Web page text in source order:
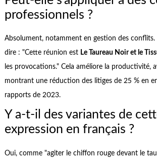
professionnels ?
Absolument, notamment en gestion des
dire : "Cette réunion est Le Taureau Noir et le
les provocations." Cela améliore la productivité,
montrant une réduction des litiges de 25 % en
rapports de 2023.
Y a-t-il des variantes de
expression en français ?
Oui, comme "agiter le chiffon rouge devant le